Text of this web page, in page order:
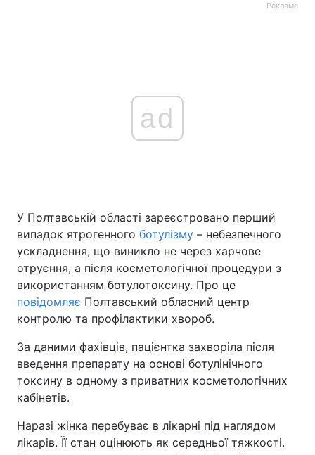
Україна Політика
Економіка Світ
Спорт Наука
Зброя Інциденти
Здоров'я
Цікавинки Погода
Реклама
ad
У Полтавській області зареєстровано перший
випадок ятрогенного ботулізму – небезпечного
ускладнення, що виникло не через харчове
отруєння, а після косметологічної процедури з
використанням ботулотоксину. Про це
повідомляє Полтавський обласний центр
контролю та профілактики хвороб.
За даними фахівців, пацієнтка захворіла після
введення препарату на основі ботулінічного
токсину в одному з приватних косметологічних
кабінетів.
Наразі жінка перебуває в лікарні під наглядом
лікарів. Її стан оцінюють як середньої тяжкості.